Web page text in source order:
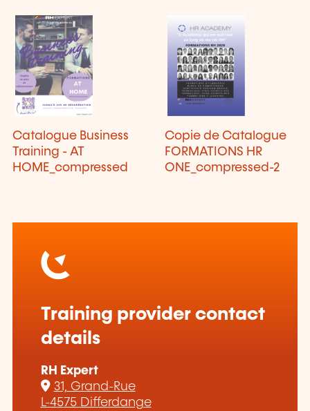
Catalogue Business
Training - AT
HOME_compressed
Copie de Catalogue
FORMATIONS HR
ONE_compressed-2
Training provider contact
details
RH Expert
31, Grand-Rue
L-4575 Differdange